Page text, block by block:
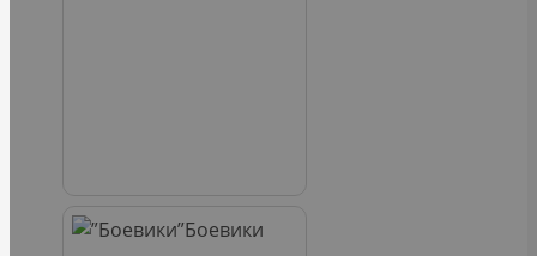
Боевики